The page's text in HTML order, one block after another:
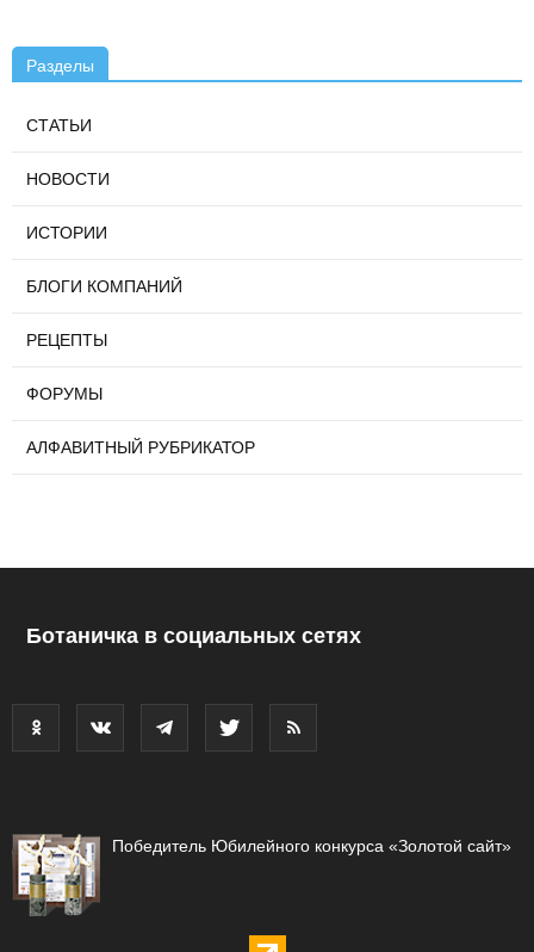
Разделы
СТАТЬИ
НОВОСТИ
ИСТОРИИ
БЛОГИ КОМПАНИЙ
РЕЦЕПТЫ
ФОРУМЫ
АЛФАВИТНЫЙ РУБРИКАТОР
Ботаничка в социальных сетях
Победитель Юбилейного конкурса «Золотой сайт»